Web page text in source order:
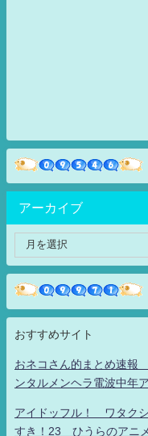
アーカイブ
おすすめサイト
おネコさん的まとめ速報
ンタルメンヘラ電波中年
アイドッフル！ ワタク
すき！23 ひうらのアニ